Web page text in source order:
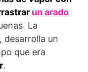
un arado
La
desarrolla un
que era
.